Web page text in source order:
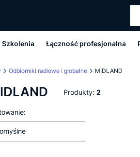
Szkolenia Łączność profesjonalna
Odbiorniki radiowe i globalne MIDLAND
Produkty: 2
produktów